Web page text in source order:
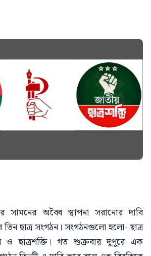
সামনের অবৈধ স্থাপনা সরানোর দাবি
ছাত্র সংগঠন। সংগঠনগুলো হলো- ছাত্র
ও ছাত্রশক্তি। গত শুক্রবার দুপুরে এক